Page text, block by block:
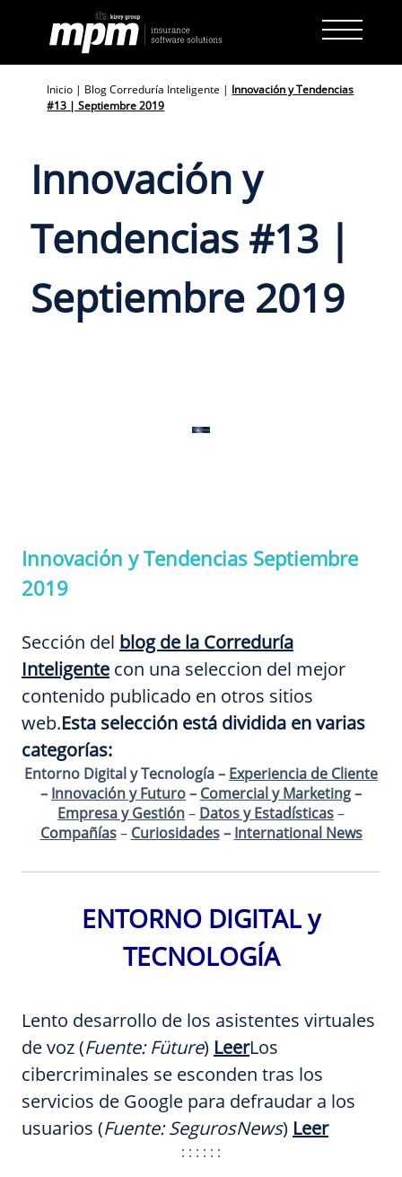
content
Inicio | Blog Correduría Inteligente | Innovación y Tendencias
#13 | Septiembre 2019
Innovación y
Tendencias #13 |
Septiembre 2019
Innovación y Tendencias Septiembre
2019
Sección del blog de la Correduría
Inteligente con una seleccion del mejor
contenido publicado en otros sitios
web.Esta selección está dividida en varias
categorías:
Entorno Digital y Tecnología – Experiencia de Cliente
– Innovación y Futuro– Comercial y Marketing–
Empresa y Gestión– Datos y Estadísticas–
Compañías– Curiosidades– International News
ENTORNO DIGITAL y
TECNOLOGÍA
Lento desarrollo de los asistentes virtuales
de voz (Fuente:Füture) LeerLos
cibercriminales se esconden tras los
servicios de Google para defraudar a los
usuarios (Fuente:SegurosNews) Leer
: : : : : :